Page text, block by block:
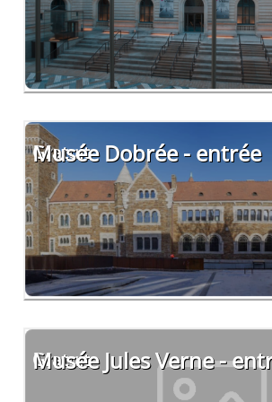
Gratuit
Musée Dobrée - entrée
Gratuit
Musée Jules Verne -